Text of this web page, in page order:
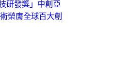
研發獎」中創亞
榮膺全球百大創